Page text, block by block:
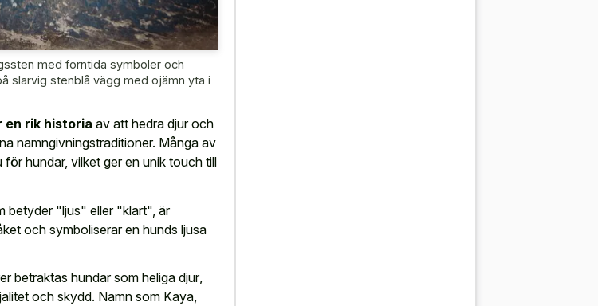
med forntida symboler och
slarvig stenblå vägg med ojämn yta i
en rik historia av att hedra djur och
namngivningstraditioner. Många av
hundar, vilket ger en unik touch till
betyder "ljus" eller "klart", är
och symboliserar en hunds ljusa
betraktas hundar som heliga djur,
och skydd. Namn som Kaya,